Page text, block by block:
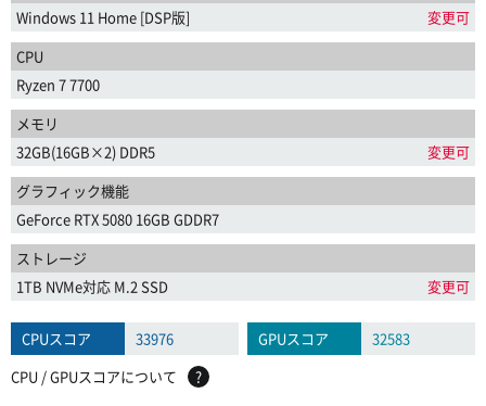
Windows 11 Home [DSP版]
変更可
CPU
Ryzen 7 7700
メモリ
32GB(16GB×2) DDR5
変更可
グラフィック機能
GeForce RTX 5080 16GB GDDR7
ストレージ
1TB NVMe対応 M.2 SSD
変更可
CPUスコア 33976 GPUスコア
32583
CPU / GPUスコアについて
?